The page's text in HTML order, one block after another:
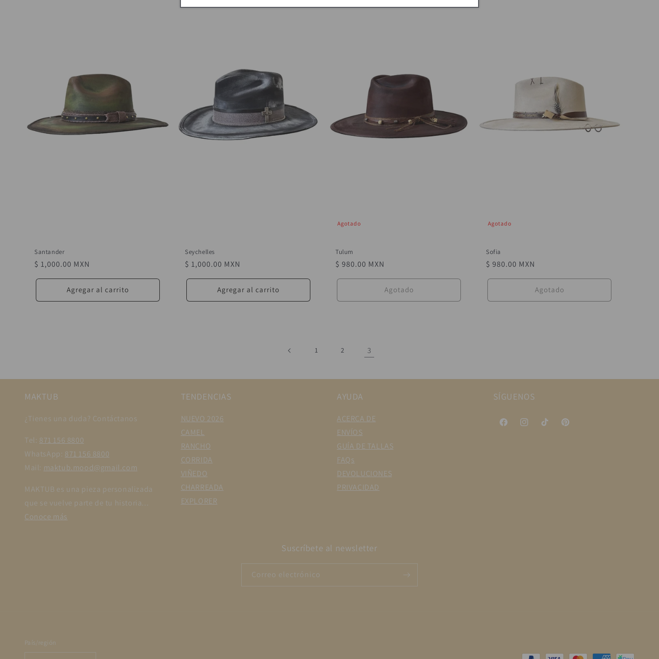
Santander
Precio
$ 1,000.00 MXN
Agregar al carrito
Seychelles
Precio
$ 1,000.00 MXN
Agregar al carrito
Agotado
Tulum
Precio
$ 980.00 MXN
Agotado
Agotado
Sofia
Precio
$ 980.00 MXN
Agotado
1 2 3
MAKTUB
¿Tienes una duda? Contáctanos
Tel: 871 156 8800
WhatsApp: 871 156 8800
Mail: maktub.mood@gmail.com
MAKTUB es una pieza personalizada
que se vuelve parte de tu historia...
Conoce más
TENDENCIAS
NUEVO 2026
CAMEL
RANCHO
CORRIDA
VIÑEDO
CHARREADA
EXPLORER
AYUDA
ACERCA DE
ENVÍOS
GUÍA DE TALLAS
FAQs
DEVOLUCIONES
PRIVACIDAD
SÍGUENOS
FacebookInstagramTikTok Pinterest
Suscríbete al newsletter
Correo electrónico
País/región